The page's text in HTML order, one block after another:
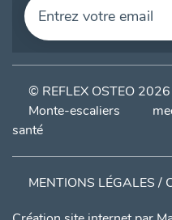
© REFLEX OSTEO 2026
Monte-escaliers
santé
MENTIONS LÉGALES /